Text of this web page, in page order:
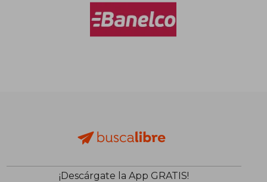
¡Descárgate la App GRATIS!